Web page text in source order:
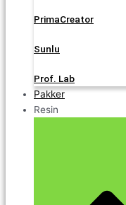
PrimaCreator
Sunlu
Prof. Lab
Pakker
Resin